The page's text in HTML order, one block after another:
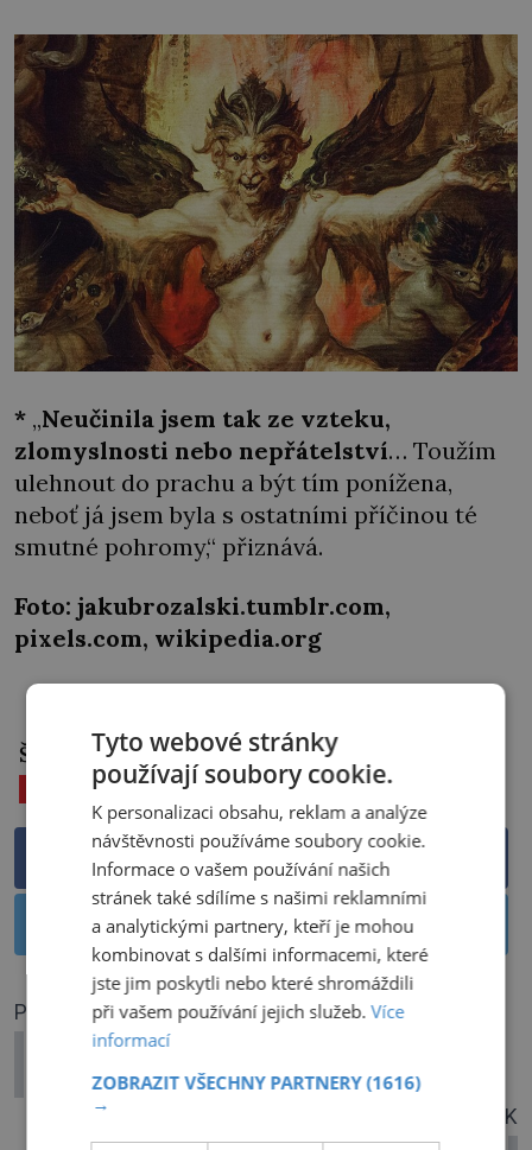
* „Neučinila jsem tak ze vzteku,
zlomyslnosti nebo nepřátelství… Toužím
ulehnout do prachu a být tím ponížena,
neboť já jsem byla s ostatními příčinou té
smutné pohromy,“ přiznává.
Foto: jakubrozalski.tumblr.com,
pixels.com, wikipedia.org
Štítky:
ČARODĚJNICTVÍ PROCES SALEM
Sdílet na Facebooku
Sdílet na Twitteru
PŘEDCHOZÍ ČLÁNEK
Speciální oddíly Commandos: Plnily
tajná přání Winstona Churchilla
DALŠÍ ČLÁNEK
Tyto webové stránky
používají soubory cookie.
K personalizaci obsahu, reklam a analýze
návštěvnosti používáme soubory cookie.
Informace o vašem používání našich
stránek také sdílíme s našimi reklamními
a analytickými partnery, kteří je mohou
kombinovat s dalšími informacemi, které
jste jim poskytli nebo které shromáždili
při vašem používání jejich služeb.Více
informací
ZOBRAZIT VŠECHNY PARTNERY(1616)
→